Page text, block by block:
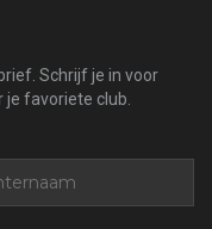
Schrijf je in voor
favoriete club.